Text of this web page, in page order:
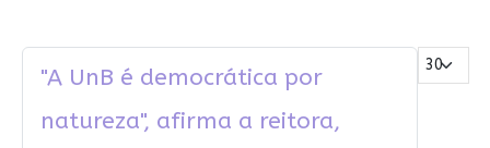
Mostrar #
"A UnB é democrática por
natureza", afirma a reitora,